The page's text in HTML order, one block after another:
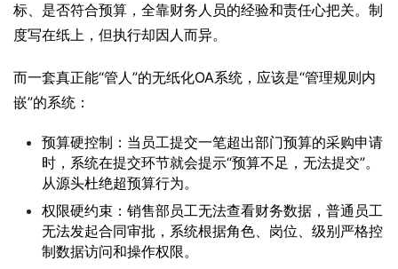
标、是否符合预算，全靠财务人员的经验和责任心把关。制
度写在纸上，但执行却因人而异。
而一套真正能“管人”的无纸化OA系统，应该是“管理规则内
嵌”的系统：
预算硬控制：当员工提交一笔超出部门预算的采购申请
时，系统在提交环节就会提示“预算不足，无法提交”。
从源头杜绝超预算行为。
权限硬约束：销售部员工无法查看财务数据，普通员工
无法发起合同审批，系统根据角色、岗位、级别严格控
制数据访问和操作权限。